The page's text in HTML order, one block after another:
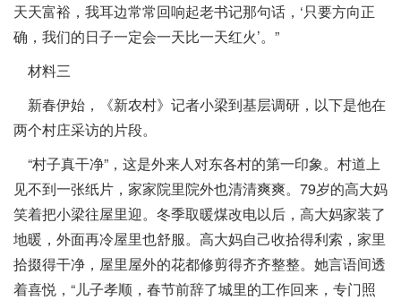
天天富裕，我耳边常常回响起老书记那句话，‘只要方向正
确，我们的日子一定会一天比一天红火’。”
材料三
新春伊始，《新农村》记者小梁到基层调研，以下是他在
两个村庄采访的片段。
“村子真干净”，这是外来人对东各村的第一印象。村道上
见不到一张纸片，家家院里院外也清清爽爽。79岁的高大妈
笑着把小梁往屋里迎。冬季取暖煤改电以后，高大妈家装了
地暖，外面再冷屋里也舒服。高大妈自己收拾得利索，家里
拾掇得干净，屋里屋外的花都修剪得齐齐整整。她言语间透
着喜悦，“儿子孝顺，春节前辞了城里的工作回来，专门照